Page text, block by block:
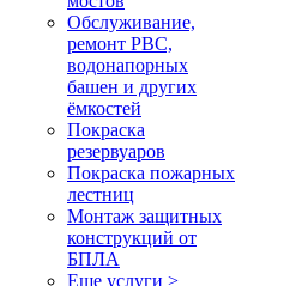
Обслуживание,
ремонт РВС,
водонапорных
башен и других
ёмкостей
Покраска
резервуаров
Покраска пожарных
лестниц
Монтаж защитных
конструкций от
БПЛА
Еще услуги >